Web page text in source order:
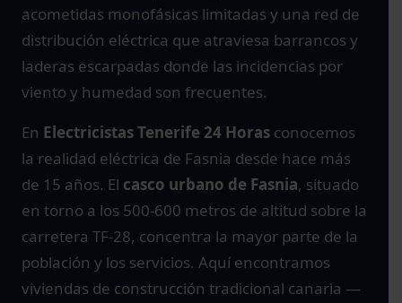
acometidas monofásicas limitadas y una red de
distribución eléctrica que atraviesa barrancos y
laderas escarpadas donde las incidencias por
viento y humedad son frecuentes.
En Electricistas Tenerife 24 Horas conocemos
la realidad eléctrica de Fasnia desde hace más
de 15 años. El casco urbano de Fasnia, situado
en torno a los 500-600 metros de altitud sobre la
carretera TF-28, concentra la mayor parte de la
población y los servicios. Aquí encontramos
viviendas de construcción tradicional canaria —